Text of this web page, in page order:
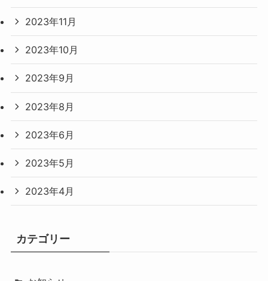
2023年11月
2023年10月
2023年9月
2023年8月
2023年6月
2023年5月
2023年4月
カテゴリー